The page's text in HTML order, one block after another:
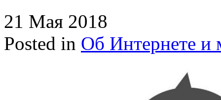
21 Мая 2018
Posted in Об Интернете и